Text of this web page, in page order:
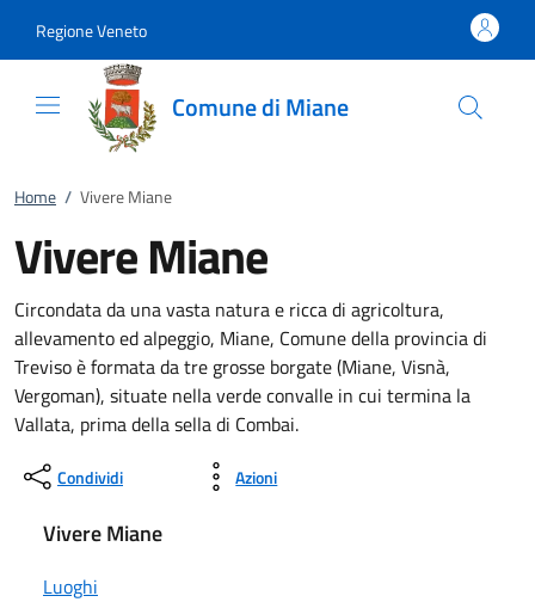
Regione Veneto
Comune di Miane
Home / Vivere Miane
Vivere Miane
Circondata da una vasta natura e ricca di agricoltura,
allevamento ed alpeggio, Miane, Comune della provincia di
Treviso è formata da tre grosse borgate (Miane, Visnà,
Vergoman), situate nella verde convalle in cui termina la
Vallata, prima della sella di Combai.
Condividi Azioni
Vivere Miane
Luoghi